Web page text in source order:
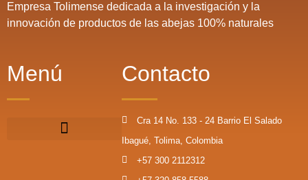
Empresa Tolimense dedicada a la investigación y la
innovación de productos de las abejas 100% naturales
Menú Contacto
Cra 14 No. 133 - 24 Barrio El Salado
Ibagué, Tolima, Colombia
+57 300 2112312